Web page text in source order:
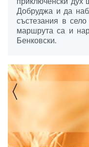
Добруджа и да
състезания в
маршрута са и
Бенковски.